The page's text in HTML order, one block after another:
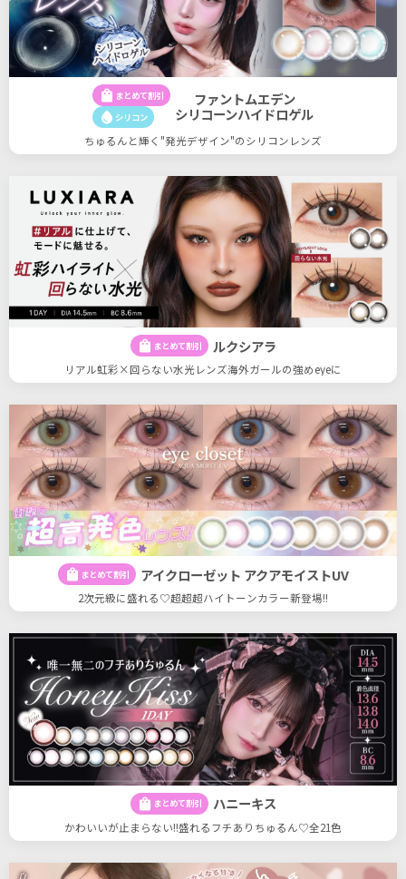
shopping_bag まとめて割引
water_drop シリコン
ファントムエデン
シリコーンハイドロゲル
ちゅるんと輝く"発光デザイン"のシリコンレンズ
shopping_bag まとめて割引 ルクシアラ
リアル虹彩×回らない水光レンズ海外ガールの強めeyeに
shopping_bag まとめて割引 アイクローゼット アクアモイストUV
2次元級に盛れる♡超超超ハイトーンカラー新登場!!
shopping_bag まとめて割引 ハニーキス
かわいいが止まらない!!盛れるフチありちゅるん♡全21色